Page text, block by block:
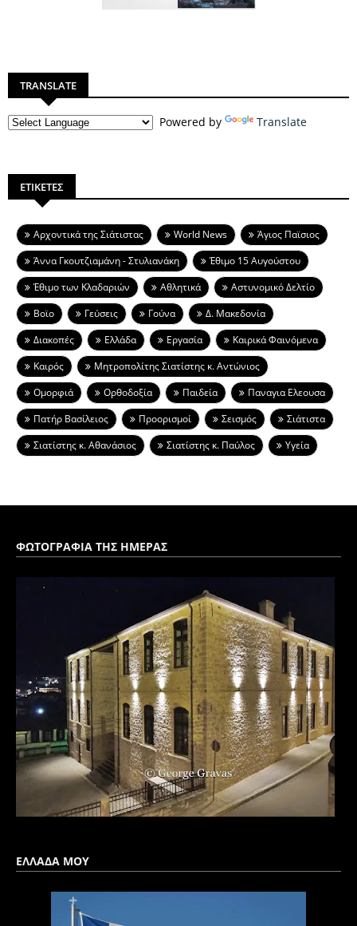
TRANSLATE
Powered by Translate
ΕΤΙΚΕΤΕΣ
Aρχοντικά της Σιάτιστας World News
Άγιος Παϊσιος
Άννα Γκουτζιαμάνη - Στυλιανάκη
Έθιμο 15 Αυγούστου
Έθιμο των Κλαδαριών
Αθλητικά
Αστυνομικό Δελτίο
Βοϊο
Γεύσεις Γούνα
Δ. Μακεδονία
Διακοπές
Ελλάδα Εργασία
Καιρικά Φαινόμενα
Καιρός
Μητροπολίτης Σιατίστης κ. Αντώνιος
Ομορφιά
Ορθοδοξία Παιδεία
Παναγια Ελεουσα
Πατήρ Βασίλειος
Προορισμοί Σεισμός
Σιάτιστα
Σιατίστης κ. Αθανάσιος
Σιατίστης κ. Παύλος Υγεία
ΦΩΤΟΓΡΑΦΙΑ ΤΗΣ ΗΜΕΡΑΣ
ΕΛΛΑΔΑ ΜΟΥ